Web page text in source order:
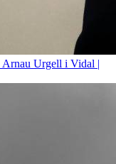
Arnau Urgell i Vidal |